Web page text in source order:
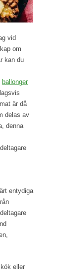
vid
om
kan du
ballonger
är då
delas av
denna
entydiga
eller